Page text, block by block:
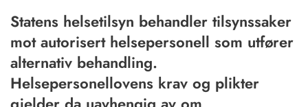
Statens helsetilsyn behandler tilsynssaker
mot autorisert helsepersonell som utfører
alternativ behandling.
Helsepersonellovens krav og plikter